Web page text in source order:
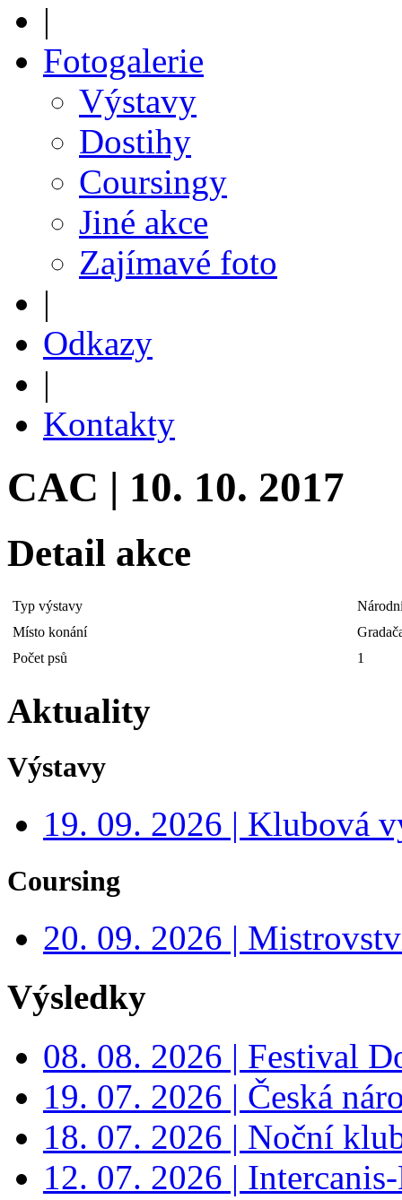
|
Fotogalerie
Výstavy
Dostihy
Coursingy
Jiné akce
Zajímavé foto
|
Odkazy
|
Kontakty
CAC | 10. 10. 2017
Detail akce
Typ výstavy
Místo konání
Počet psů
1
Aktuality
Výstavy
19. 09. 2026 | Klubová
Coursing
20. 09. 2026 |
Výsledky
08. 08. 2026 | Festival
19. 07. 2026 | Česká
18. 07. 2026 | Noční
12. 07. 2026 |